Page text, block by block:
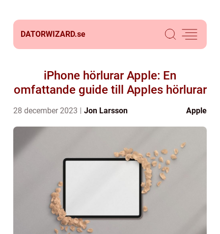
DATORWIZARD.se
iPhone hörlurar Apple: En
omfattande guide till Apples hörlurar
28 december 2023 Jon Larsson Apple